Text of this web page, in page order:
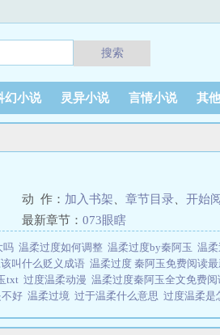
搜索
幻小说 灵异小说 言情小说 其
动 作： 加入书架 章节目录
开始
最新章节： 073眼瞎
吗 温柔过度如何调整 温柔过度by秦阿玉 温
叫什么贬义成语 温柔过度 秦阿玉免费阅读
txt 过度温柔动漫 温柔过度秦阿玉全文免费阅
好 温柔过境 过于温柔什么意思 过度温柔是
柔过度是由作者：秦阿玉所著，海棠自由书